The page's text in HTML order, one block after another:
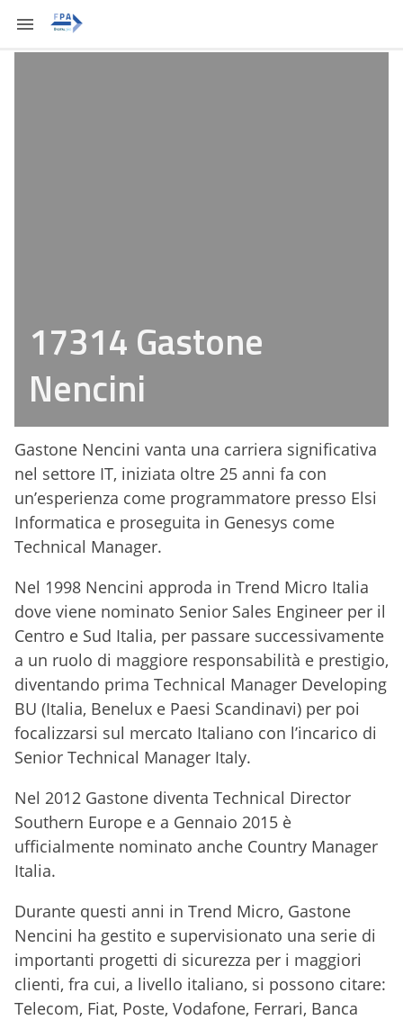
17314 Gastone
Nencini
Gastone Nencini vanta una carriera significativa
nel settore IT, iniziata oltre 25 anni fa con
un’esperienza come programmatore presso Elsi
Informatica e proseguita in Genesys come
Technical Manager.
Nel 1998 Nencini approda in Trend Micro Italia
dove viene nominato Senior Sales Engineer per il
Centro e Sud Italia, per passare successivamente
a un ruolo di maggiore responsabilità e prestigio,
diventando prima Technical Manager Developing
BU (Italia, Benelux e Paesi Scandinavi) per poi
focalizzarsi sul mercato Italiano con l’incarico di
Senior Technical Manager Italy.
Nel 2012 Gastone diventa Technical Director
Southern Europe e a Gennaio 2015 è
ufficialmente nominato anche Country Manager
Italia.
Durante questi anni in Trend Micro, Gastone
Nencini ha gestito e supervisionato una serie di
importanti progetti di sicurezza per i maggiori
clienti, fra cui, a livello italiano, si possono citare:
Telecom, Fiat, Poste, Vodafone, Ferrari, Banca